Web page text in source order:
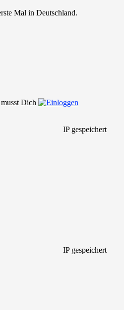
Mal in Deutschland.
Dich
IP gespeichert
IP gespeichert